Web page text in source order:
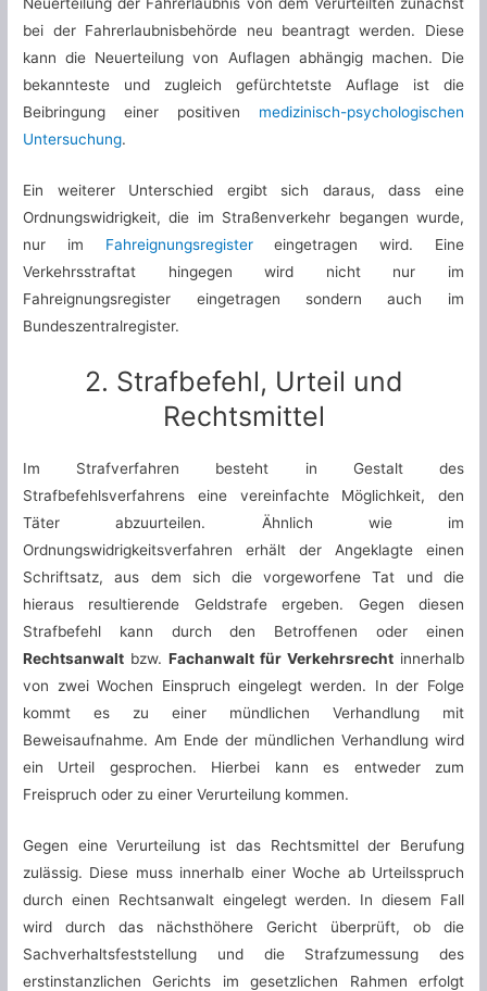
bei der Fahrerlaubnisbehörde neu beantragt werden. Diese
kann die Neuerteilung von Auflagen abhängig machen. Die
bekannteste und zugleich gefürchtetste Auflage ist die
Beibringung einer positiven medizinisch-psychologischen
Untersuchung.
Ein weiterer Unterschied ergibt sich daraus, dass eine
Ordnungswidrigkeit, die im Straßenverkehr begangen wurde,
nur im Fahreignungsregistereingetragen wird. Eine
Verkehrsstraftat hingegen wird nicht nur im
Fahreignungsregister eingetragen sondern auch im
Bundeszentralregister.
2. Strafbefehl, Urteil und
Rechtsmittel
Im Strafverfahren besteht in Gestalt des
Strafbefehlsverfahrens eine vereinfachte Möglichkeit, den
Täter abzuurteilen. Ähnlich wie im
Ordnungswidrigkeitsverfahren erhält der Angeklagte einen
Schriftsatz, aus dem sich die vorgeworfene Tat und die
hieraus resultierende Geldstrafe ergeben. Gegen diesen
Strafbefehl kann durch den Betroffenen oder einen
Rechtsanwalt bzw.Fachanwalt für Verkehrsrechtinnerhalb
von zwei Wochen Einspruch eingelegt werden. In der Folge
kommt es zu einer mündlichen Verhandlung mit
Beweisaufnahme. Am Ende der mündlichen Verhandlung wird
ein Urteil gesprochen. Hierbei kann es entweder zum
Freispruch oder zu einer Verurteilung kommen.
Gegen eine Verurteilung ist das Rechtsmittel der Berufung
zulässig. Diese muss innerhalb einer Woche ab Urteilsspruch
durch einen Rechtsanwalt eingelegt werden. In diesem Fall
wird durch das nächsthöhere Gericht überprüft, ob die
Sachverhaltsfeststellung und die Strafzumessung des
erstinstanzlichen Gerichts im gesetzlichen Rahmen erfolgt